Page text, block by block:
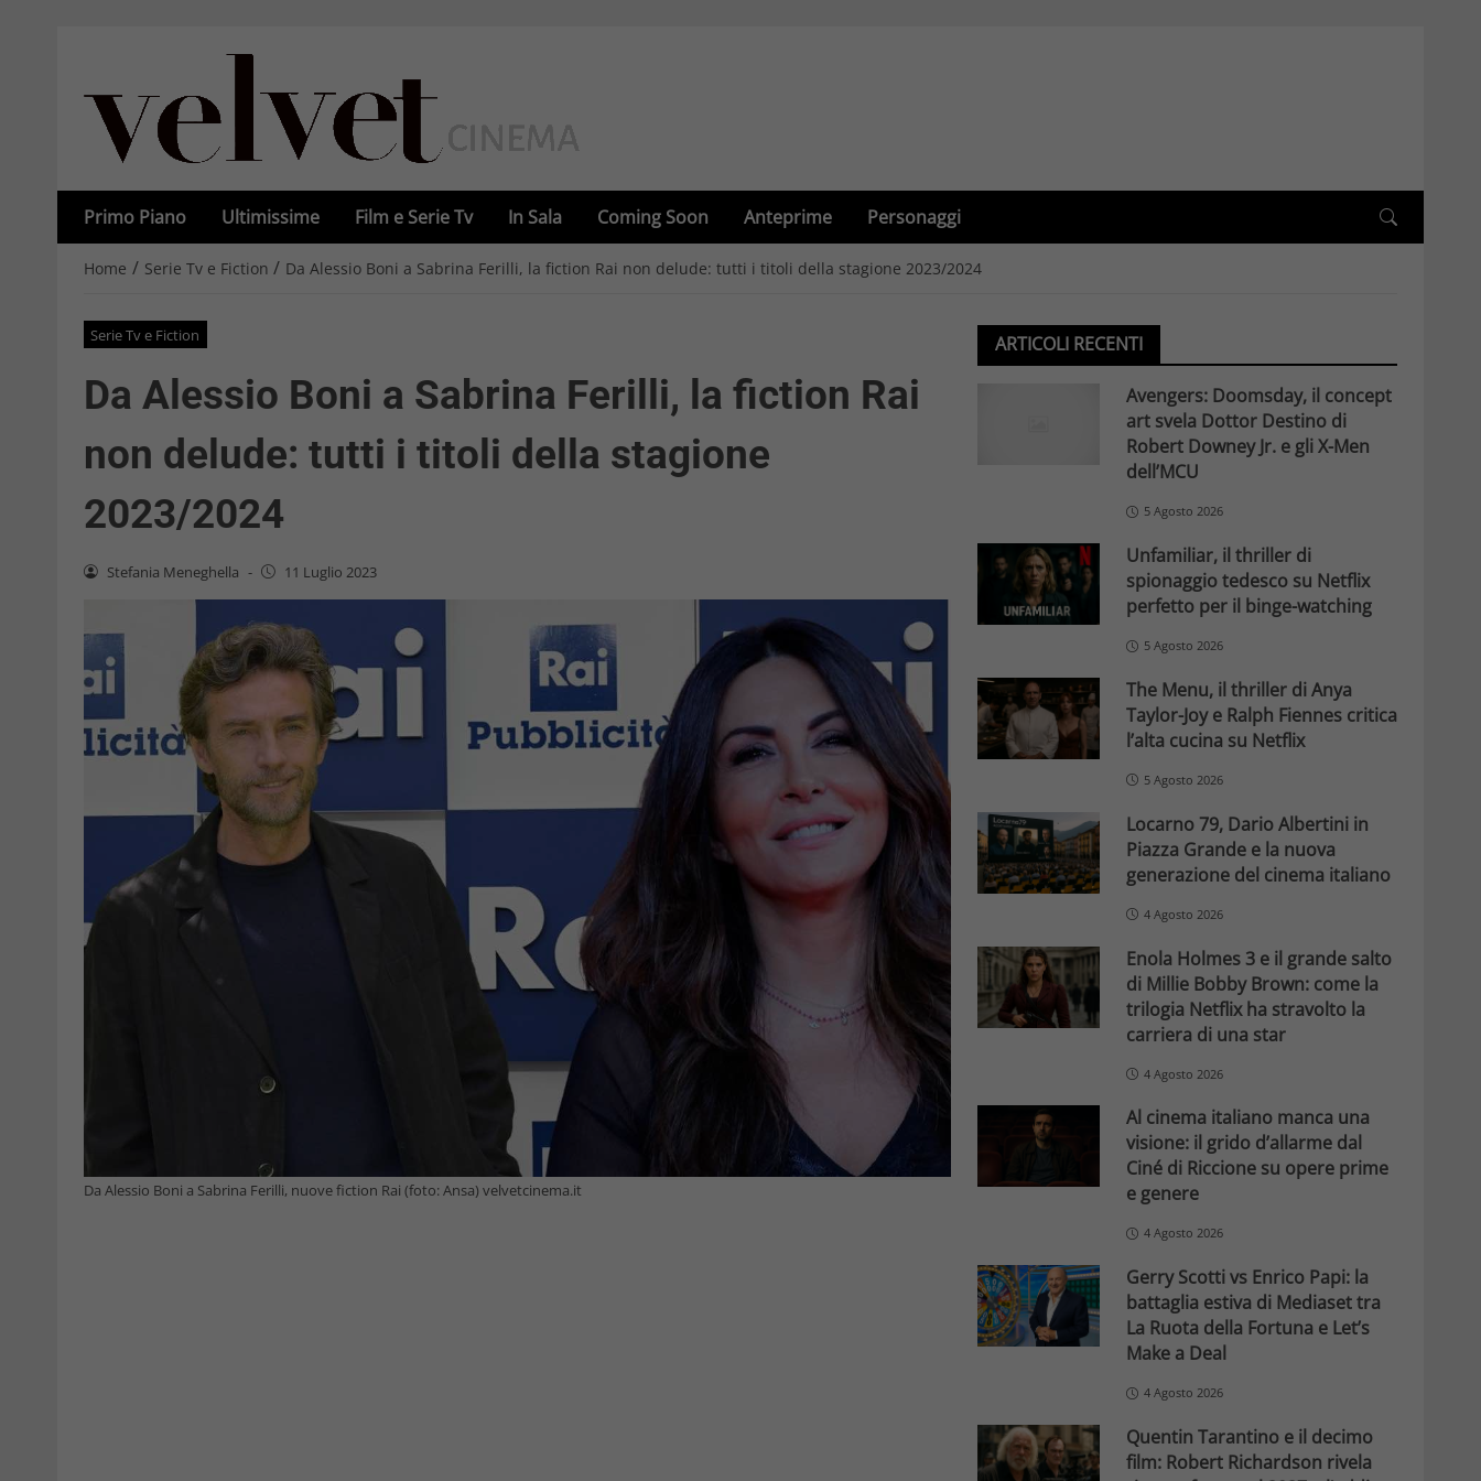
Primo Piano Ultimissime Film e Serie Tv In Sala Coming Soon Anteprime Personaggi
Home / Serie Tv e Fiction / Da Alessio Boni a Sabrina Ferilli, la fiction Rai non delude: tutti i titoli della stagione 2023/2024
Serie Tv e Fiction
Da Alessio Boni a Sabrina Ferilli, la fiction Rai
non delude: tutti i titoli della stagione
2023/2024
Stefania Meneghella - 11 Luglio 2023
Da Alessio Boni a Sabrina Ferilli, nuove fiction Rai (foto: Ansa) velvetcinema.it
ARTICOLI RECENTI
Avengers: Doomsday, il concept
art svela Dottor Destino di
Robert Downey Jr. e gli X-Men
dell’MCU
5 Agosto 2026
Unfamiliar, il thriller di
spionaggio tedesco su Netflix
perfetto per il binge-watching
5 Agosto 2026
The Menu, il thriller di Anya
Taylor-Joy e Ralph Fiennes critica
l’alta cucina su Netflix
5 Agosto 2026
Locarno 79, Dario Albertini in
Piazza Grande e la nuova
generazione del cinema italiano
4 Agosto 2026
Enola Holmes 3 e il grande salto
di Millie Bobby Brown: come la
trilogia Netflix ha stravolto la
carriera di una star
4 Agosto 2026
Al cinema italiano manca una
visione: il grido d’allarme dal
Ciné di Riccione su opere prime
e genere
4 Agosto 2026
Gerry Scotti vs Enrico Papi: la
battaglia estiva di Mediaset tra
La Ruota della Fortuna e Let’s
Make a Deal
4 Agosto 2026
Quentin Tarantino e il decimo
film: Robert Richardson rivela